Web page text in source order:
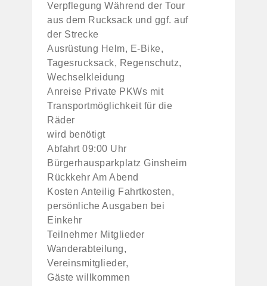
Verpflegung Während der Tour
aus dem Rucksack und ggf. auf
der Strecke
Ausrüstung Helm, E-Bike,
Tagesrucksack, Regenschutz,
Wechselkleidung
Anreise Private PKWs mit
Transportmöglichkeit für die
Räder
wird benötigt
Abfahrt 09:00 Uhr
Bürgerhausparkplatz Ginsheim
Rückkehr Am Abend
Kosten Anteilig Fahrtkosten,
persönliche Ausgaben bei
Einkehr
Teilnehmer Mitglieder
Wanderabteilung,
Vereinsmitglieder,
Gäste willkommen